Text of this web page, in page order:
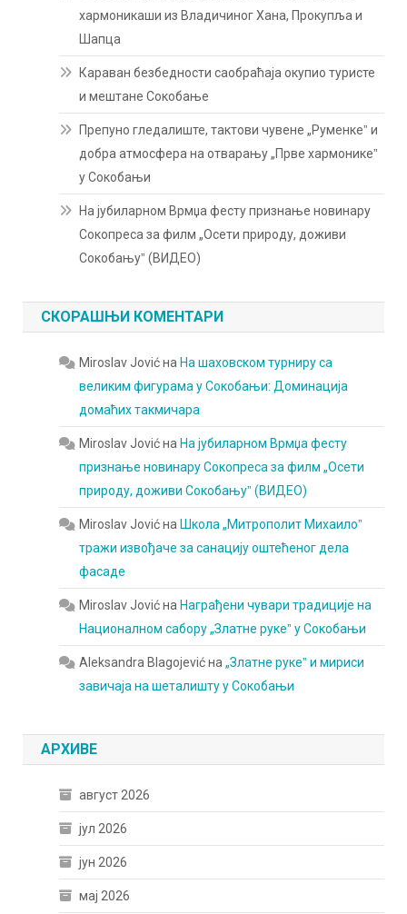
хармоникаши из Владичиног Хана, Прокупља и
Шапца
Караван безбедности саобраћаја окупио туристе
и мештане Сокобање
Препуно гледалиште, тактови чувене „Руменкеˮ и
добра атмосфера на отварању „Прве хармоникеˮ
у Сокобањи
На јубиларном Врмџа фесту признање новинару
Сокопреса за филм „Осети природу, доживи
Сокобањуˮ (ВИДЕО)
СКОРАШЊИ КОМЕНТАРИ
Miroslav JovićнаНа шаховском турниру са
великим фигурама у Сокобањи: Доминација
домаћих такмичара
Miroslav JovićнаНа јубиларном Врмџа фесту
признање новинару Сокопреса за филм „Осети
природу, доживи Сокобањуˮ (ВИДЕО)
Miroslav JovićнаШкола „Митрополит Михаилоˮ
тражи извођаче за санацију оштећеног дела
фасаде
Miroslav JovićнаНаграђени чувари традиције на
Националном сабору „Златне рукеˮ у Сокобањи
Aleksandra Blagojevićна„Златне рукеˮ и мириси
завичаја на шеталишту у Сокобањи
АРХИВЕ
август 2026
јул 2026
јун 2026
мај 2026